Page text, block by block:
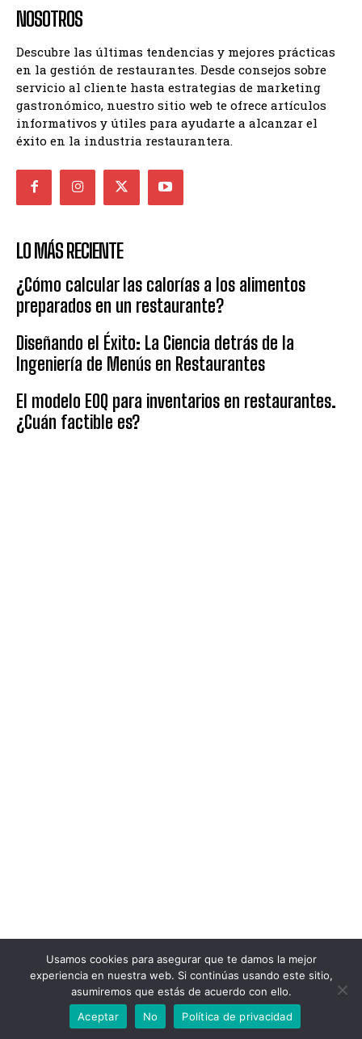
NOSOTROS
Descubre las últimas tendencias y mejores prácticas
en la gestión de restaurantes. Desde consejos sobre
servicio al cliente hasta estrategias de marketing
gastronómico, nuestro sitio web te ofrece artículos
informativos y útiles para ayudarte a alcanzar el
éxito en la industria restaurantera.
LO MÁS RECIENTE
¿Cómo calcular las calorías a los alimentos
preparados en un restaurante?
Diseñando el Éxito: La Ciencia detrás de la
Ingeniería de Menús en Restaurantes
El modelo EOQ para inventarios en restaurantes.
¿Cuán factible es?
© Gestión Gastronómica (2013- 2030). All Rights Reserved.
Usamos cookies para asegurar que te damos la mejor
experiencia en nuestra web. Si continúas usando este sitio,
asumiremos que estás de acuerdo con ello.
Aceptar
No Política de privacidad